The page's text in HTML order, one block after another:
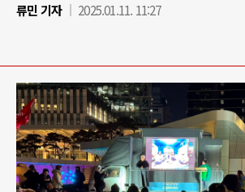
류민 기자
2025.01.11. 11:27